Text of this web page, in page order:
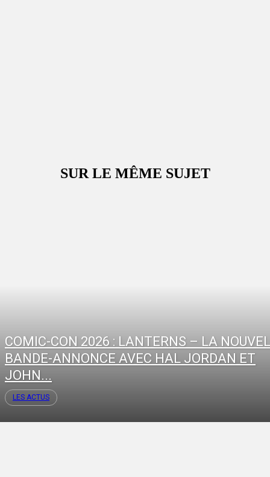
SUR LE MÊME SUJET
COMIC-CON 2026 : LANTERNS – LA
BANDE-ANNONCE AVEC HAL JORDAN ET
JOHN...
LES ACTUS